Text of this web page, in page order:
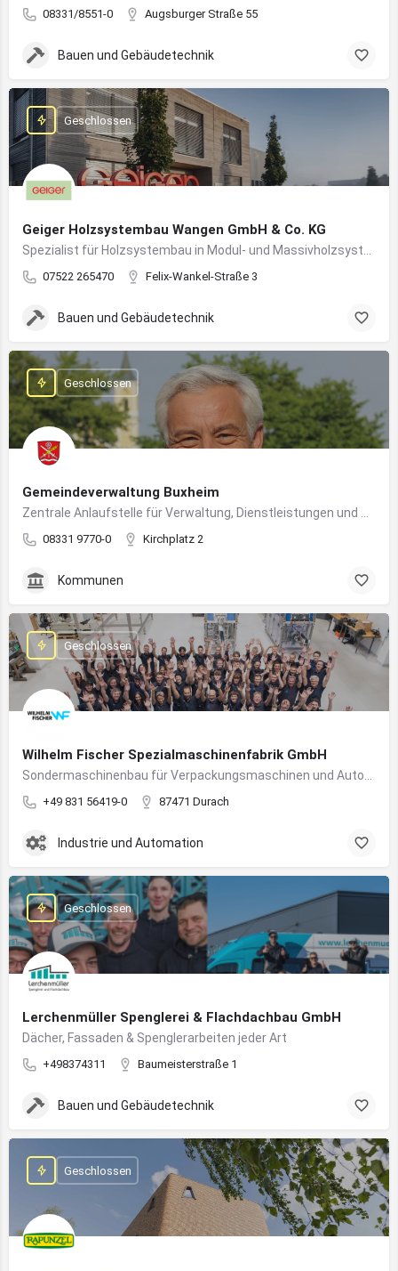
08331/8551-0 Augsburger Straße 55
Bauen und Gebäudetechnik
Geiger Holzsystembau Wangen GmbH & Co. KG
07522 265470 Felix-Wankel-Straße 3
Geschlossen
Bauen und Gebäudetechnik
Gemeindeverwaltung Buxheim
08331 9770-0 Kirchplatz 2
Geschlossen
Kommunen
Wilhelm Fischer Spezialmaschinenfabrik GmbH
+49 831 56419-0 87471 Durach
Geschlossen
Industrie und Automation
Lerchenmüller Spenglerei & Flachdachbau GmbH
Dächer, Fassaden & Spenglerarbeiten jeder Art
+498374311 Baumeisterstraße 1
Geschlossen
Bauen und Gebäudetechnik
Geschlossen